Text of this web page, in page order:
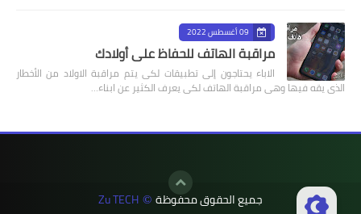
09 أغسطس 2022
مراقبة الهاتف للحفاظ على أولادك
الاباء يحتاجون إلى تطبيقات لكى يتم مراقبة الاولاد من الأخطار
الذى يقه فيها وهى مراقبة الهاتف لكى يعرف الكثير عن ابناء…
جميع الحقوق محفوظة ©
Zu TECH